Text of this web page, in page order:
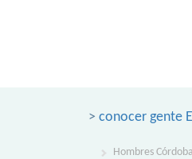
> conocer gente
Hombres Córdoba